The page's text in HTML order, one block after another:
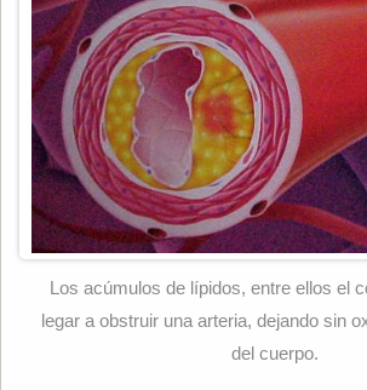
Los acúmulos de lípidos, entre ellos el
legar a obstruir una arteria, dejando sin
del cuerpo.